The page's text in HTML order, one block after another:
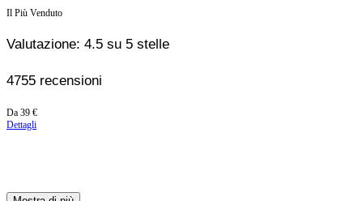
Il Più Venduto
Valutazione: 4.5 su 5 stelle
4755 recensioni
Prezzo
a
Da 39 €
Dettagli